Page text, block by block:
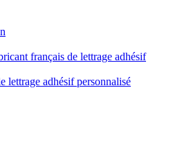
français de lettrage adhésif
lettrage adhésif personnalisé